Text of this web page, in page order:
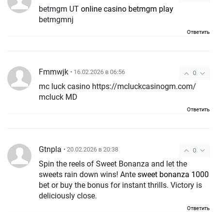
betmgm UT online casino betmgm play
betmgmnj
Ответить
0
Fmmwjk • 16.02.2026 в 06:56
mc luck casino https://mcluckcasinogm.com/
mcluck MD
Ответить
0
Gtnpla • 20.02.2026 в 20:38
Spin the reels of Sweet Bonanza and let the
sweets rain down wins! Ante sweet bonanza 1000
bet or buy the bonus for instant thrills. Victory is
deliciously close.
Ответить